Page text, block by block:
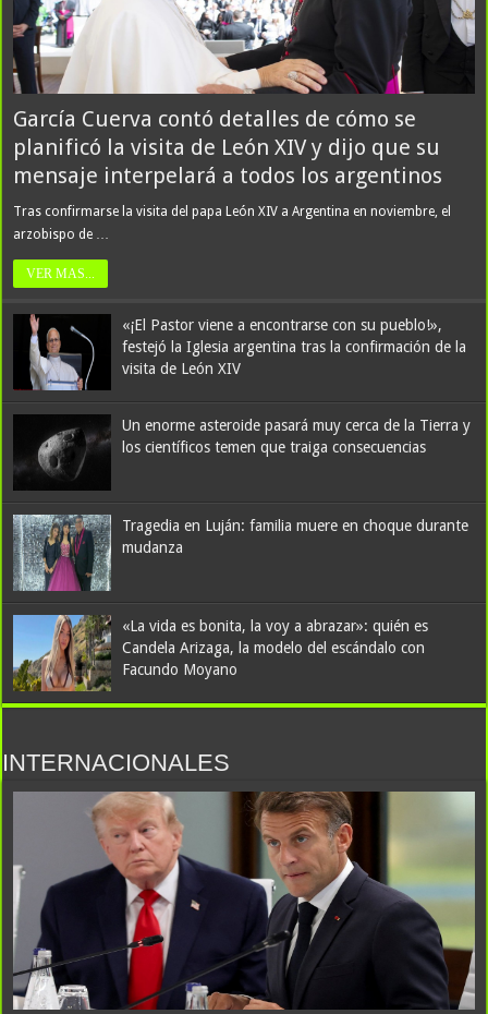
García Cuerva contó detalles de cómo se
planificó la visita de León XIV y dijo que su
mensaje interpelará a todos los argentinos
Tras confirmarse la visita del papa León XIV a Argentina en noviembre, el
arzobispo de …
VER MAS...
«¡El Pastor viene a encontrarse con su pueblo!»,
festejó la Iglesia argentina tras la confirmación de la
visita de León XIV
Un enorme asteroide pasará muy cerca de la Tierra y
los científicos temen que traiga consecuencias
Tragedia en Luján: familia muere en choque durante
mudanza
«La vida es bonita, la voy a abrazar»: quién es
Candela Arizaga, la modelo del escándalo con
Facundo Moyano
INTERNACIONALES